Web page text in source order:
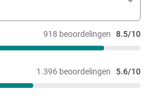
918 beoordelingen 8.5/10
1.396 beoordelingen 5.6/10